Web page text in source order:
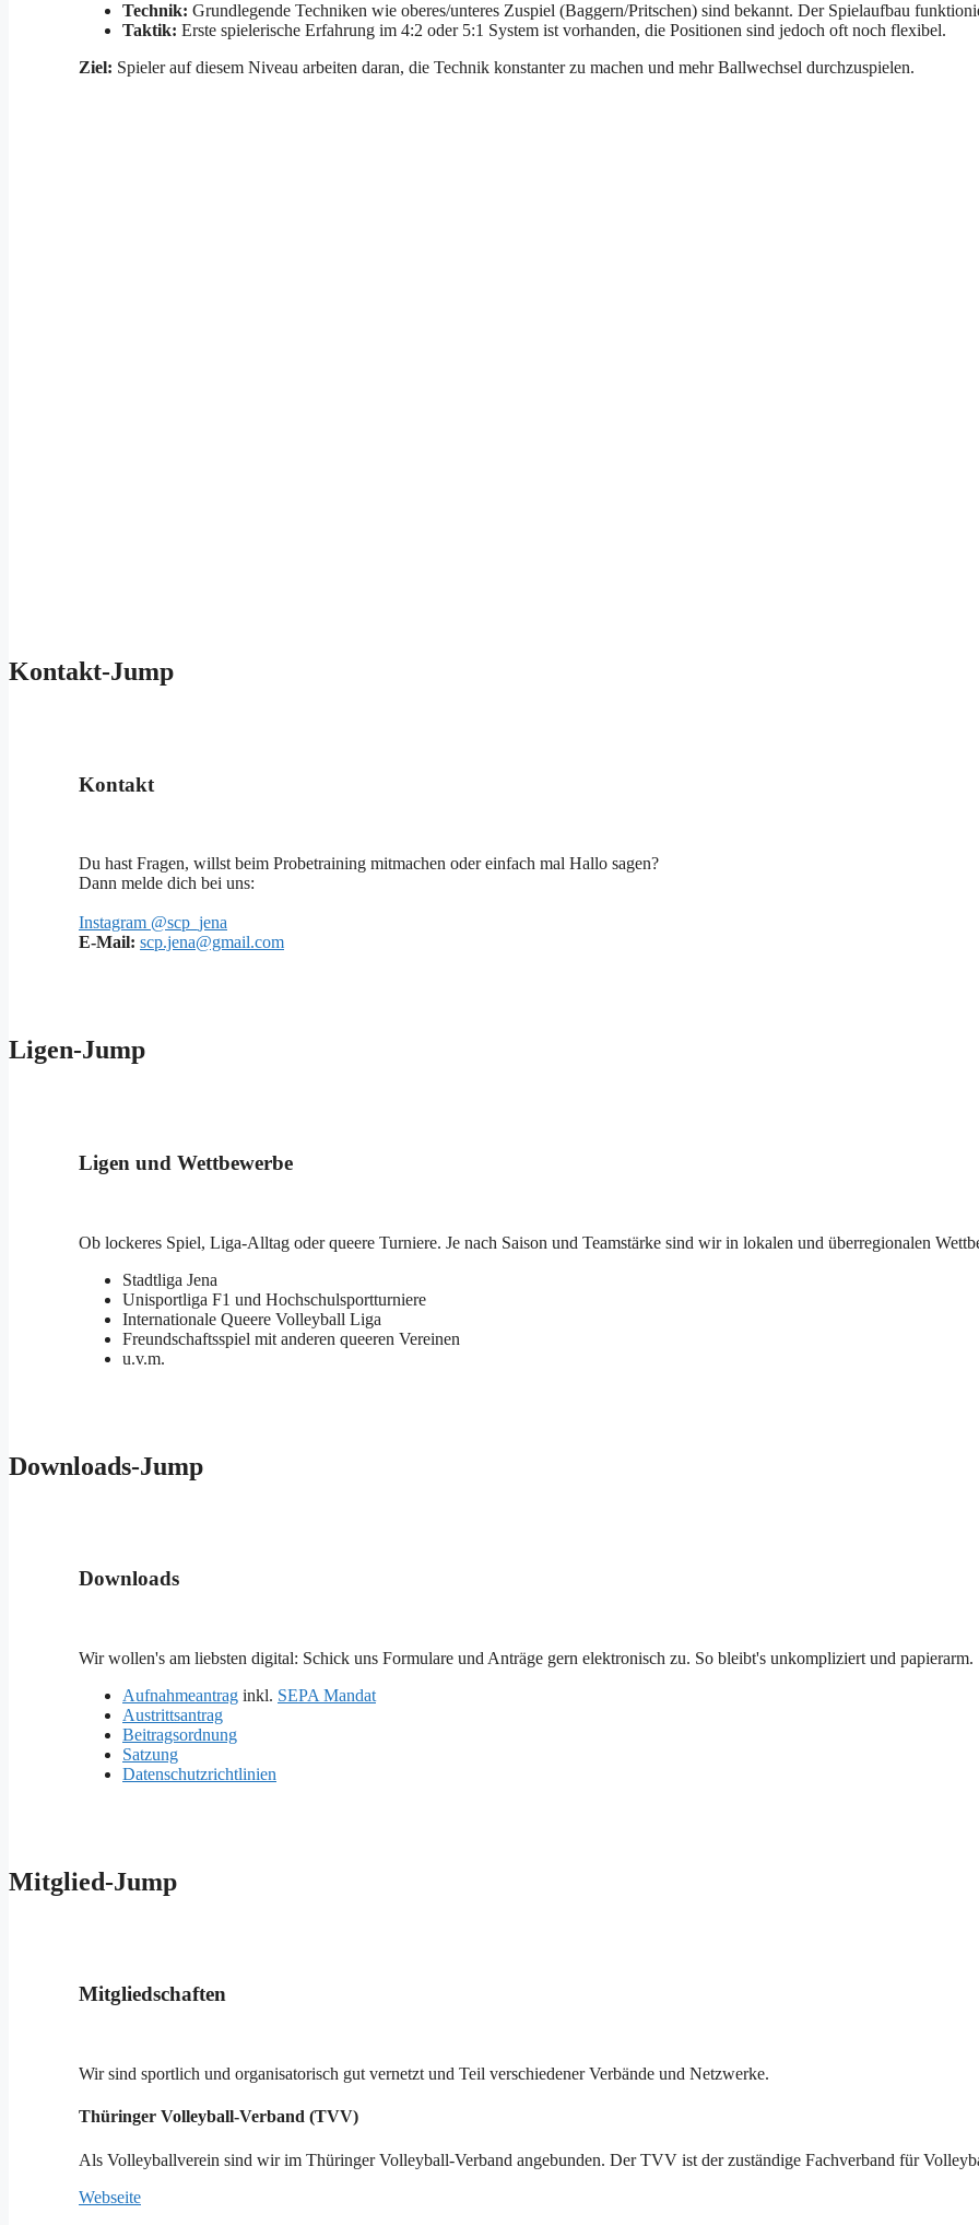
Technik: Grundlegende Techniken wie oberes/unteres Zuspiel (Baggern/Pritschen) sind bekannt. Der Spielaufbau
Taktik: Erste spielerische Erfahrung im 4:2 oder 5:1 System ist vorhanden, die Positionen sind jedoch oft noch flexibel.
Ziel: Spieler auf diesem Niveau arbeiten daran, die Technik konstanter zu machen und mehr Ballwechsel durchzuspielen.
Kontakt-Jump
Kontakt
Du hast Fragen, willst beim Probetraining mitmachen oder einfach mal Hallo sagen?
Dann melde dich bei uns:
Instagram @scp_jena
E-Mail: scp.jena@gmail.com
Ligen-Jump
Ligen und Wettbewerbe
Ob lockeres Spiel, Liga-Alltag oder queere Turniere. Je nach Saison und Teamstärke sind wir in lokalen und überregionalen
Stadtliga Jena
Unisportliga F1 und Hochschulsportturniere
Internationale Queere Volleyball Liga
Freundschaftsspiel mit anderen queeren Vereinen
u.v.m.
Downloads-Jump
Downloads
Wir wollen's am liebsten digital: Schick uns Formulare und Anträge gern elektronisch zu. So bleibt's unkompliziert und papierarm.
Aufnahmeantrag inkl. SEPA Mandat
Austrittsantrag
Beitragsordnung
Satzung
Datenschutzrichtlinien
Mitglied-Jump
Mitgliedschaften
Wir sind sportlich und organisatorisch gut vernetzt und Teil verschiedener Verbände und Netzwerke.
Thüringer Volleyball-Verband (TVV)
Als Volleyballverein sind wir im Thüringer Volleyball-Verband angebunden. Der TVV ist der zuständige Fachverband für
Webseite